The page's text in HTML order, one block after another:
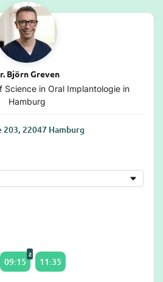
Björn Greven
Science in Oral Implantologie in
Hamburg
22047 Hamburg
09:15
2
11:35